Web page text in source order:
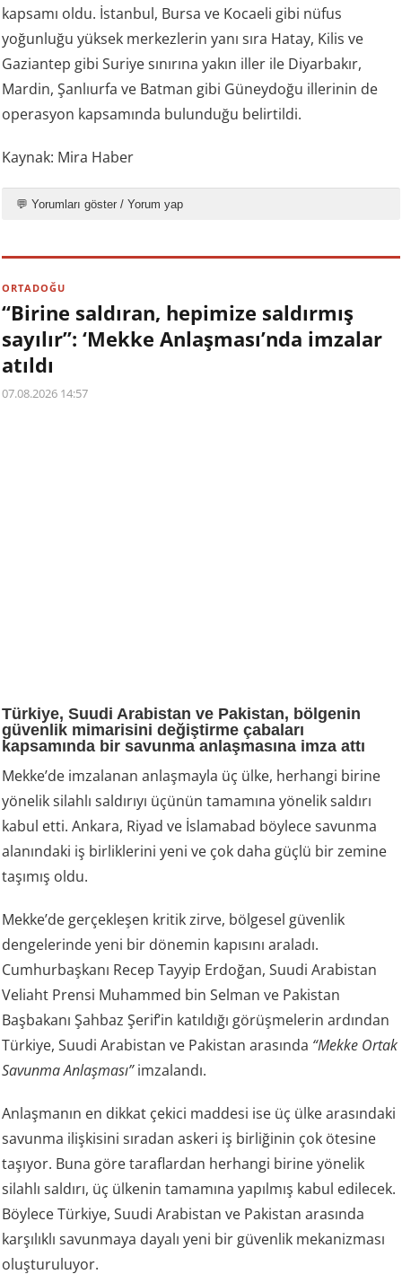
kapsamı oldu. İstanbul, Bursa ve Kocaeli gibi nüfus
yoğunluğu yüksek merkezlerin yanı sıra Hatay, Kilis ve
Gaziantep gibi Suriye sınırına yakın iller ile Diyarbakır,
Mardin, Şanlıurfa ve Batman gibi Güneydoğu illerinin de
operasyon kapsamında bulunduğu belirtildi.
Kaynak: Mira Haber
💬 Yorumları göster / Yorum yap
ORTADOĞU
“Birine saldıran, hepimize saldırmış
sayılır”: ‘Mekke Anlaşması’nda imzalar
atıldı
07.08.2026 14:57
Türkiye, Suudi Arabistan ve Pakistan, bölgenin
güvenlik mimarisini değiştirme çabaları
kapsamında bir savunma anlaşmasına imza attı
Mekke’de imzalanan anlaşmayla üç ülke, herhangi birine
yönelik silahlı saldırıyı üçünün tamamına yönelik saldırı
kabul etti. Ankara, Riyad ve İslamabad böylece savunma
alanındaki iş birliklerini yeni ve çok daha güçlü bir zemine
taşımış oldu.
Mekke’de gerçekleşen kritik zirve, bölgesel güvenlik
dengelerinde yeni bir dönemin kapısını araladı.
Cumhurbaşkanı Recep Tayyip Erdoğan, Suudi Arabistan
Veliaht Prensi Muhammed bin Selman ve Pakistan
Başbakanı Şahbaz Şerif’in katıldığı görüşmelerin ardından
Türkiye, Suudi Arabistan ve Pakistan arasında “Mekke Ortak
Savunma Anlaşması”imzalandı.
Anlaşmanın en dikkat çekici maddesi ise üç ülke arasındaki
savunma ilişkisini sıradan askeri iş birliğinin çok ötesine
taşıyor. Buna göre taraflardan herhangi birine yönelik
silahlı saldırı, üç ülkenin tamamına yapılmış kabul edilecek.
Böylece Türkiye, Suudi Arabistan ve Pakistan arasında
karşılıklı savunmaya dayalı yeni bir güvenlik mekanizması
oluşturuluyor.